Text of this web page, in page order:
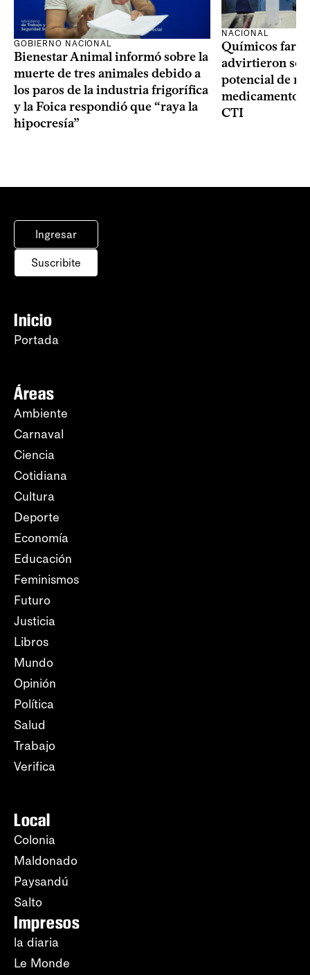
GOBIERNO NACIONAL
Bienestar Animal informó sobre la
muerte de tres animales debido a
los paros de la industria frigorífica
y la Foica respondió que “raya la
hipocresía”
NACIONAL
Químicos
advirtieron
potencial de
medicamentos
CTI
Ingresar
Suscribite
Inicio
Portada
Áreas
Ambiente
Carnaval
Ciencia
Cotidiana
Cultura
Deporte
Economía
Educación
Feminismos
Futuro
Justicia
Libros
Mundo
Opinión
Política
Salud
Trabajo
Verifica
Local
Colonia
Maldonado
Paysandú
Salto
Impresos
la diaria
Le Monde